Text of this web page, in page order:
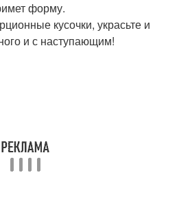
форму.
кусочки, украсьте и
и с наступающим!